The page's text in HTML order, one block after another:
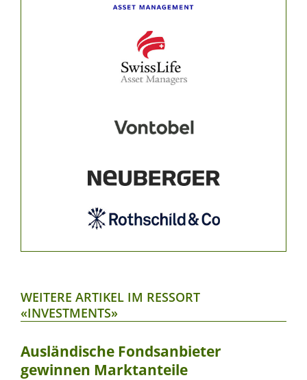
WEITERE ARTIKEL IM RESSORT
«INVESTMENTS»
Ausländische Fondsanbieter
gewinnen Marktanteile